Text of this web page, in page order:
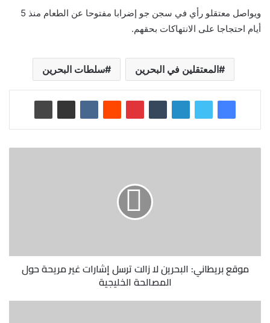
ويواصل معتقلو رأي في سجن جو إضرابا مفتوحا عن الطعام منذ 5
أيام احتجاجا على الانتهاكات بحقهم.
المعتقلين في البحرين سلطات البحرين
موقع بريطاني: البحرين لا زالت ترسل إشارات غير مريحة حول
المصالحة الخليجية